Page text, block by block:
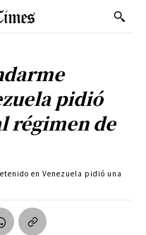
pidió
régimen de
en Venezuela pidió una